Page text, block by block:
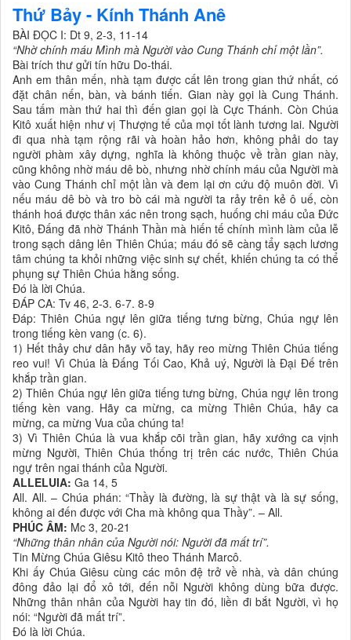
Thứ Bảy - Kính Thánh Anê
BÀI ÐỌC I: Dt 9, 2-3, 11-14
“Nhờ chính máu Mình mà Người vào Cung Thánh chỉ một lần”.
Bài trích thư gửi tín hữu Do-thái.
Anh em thân mến, nhà tạm được cất lên trong gian thứ nhất, có
đặt chân nến, bàn, và bánh tiến. Gian này gọi là Cung Thánh.
Sau tấm màn thứ hai thì đến gian gọi là Cực Thánh. Còn Chúa
Kitô xuất hiện như vị Thượng tế của mọi tốt lành tương lai. Người
đi qua nhà tạm rộng rãi và hoàn hảo hơn, không phải do tay
người phàm xây dựng, nghĩa là không thuộc về trần gian này,
cũng không nhờ máu dê bò, nhưng nhờ chính máu của Người mà
vào Cung Thánh chỉ một lần và đem lại ơn cứu độ muôn đời. Vì
nếu máu dê bò và tro bò cái mà người ta rảy trên kẻ ô uế, còn
thánh hoá được thân xác nên trong sạch, huống chi máu của Ðức
Kitô, Ðấng đã nhờ Thánh Thần mà hiến tế chính mình làm của lễ
trong sạch dâng lên Thiên Chúa; máu đó sẽ càng tẩy sạch lương
tâm chúng ta khỏi những việc sinh sự chết, khiến chúng ta có thể
phụng sự Thiên Chúa hằng sống.
Ðó là lời Chúa.
ÐÁP CA: Tv 46, 2-3. 6-7. 8-9
Ðáp: Thiên Chúa ngự lên giữa tiếng tưng bừng, Chúa ngự lên
trong tiếng kèn vang (c. 6).
1) Hết thảy chư dân hãy vỗ tay, hãy reo mừng Thiên Chúa tiếng
reo vui! Vì Chúa là Ðấng Tối Cao, Khả uý, Người là Ðại Ðế trên
khắp trần gian.
2) Thiên Chúa ngự lên giữa tiếng tưng bừng, Chúa ngự lên trong
tiếng kèn vang. Hãy ca mừng, ca mừng Thiên Chúa, hãy ca
mừng, ca mừng Vua của chúng ta!
3) Vì Thiên Chúa là vua khắp cõi trần gian, hãy xướng ca vịnh
mừng Người, Thiên Chúa thống trị trên các nước, Thiên Chúa
ngự trên ngai thánh của Người.
ALLELUIA: Ga 14, 5
All. All. – Chúa phán: “Thầy là đường, là sự thật và là sự sống,
không ai đến được với Cha mà không qua Thầy”. – All.
PHÚC ÂM: Mc 3, 20-21
“Những thân nhân của Người nói: Người đã mất trí”.
Tin Mừng Chúa Giêsu Kitô theo Thánh Marcô.
Khi ấy Chúa Giêsu cùng các môn đệ trở về nhà, và dân chúng
đông đảo lại đổ xô tới, đến nỗi Người không dùng bữa được.
Những thân nhân của Người hay tin đó, liền đi bắt Người, vì họ
nói: “Người đã mất trí”.
Ðó là lời Chúa.